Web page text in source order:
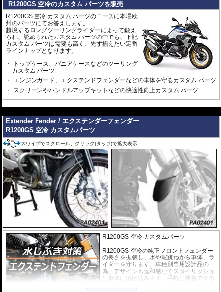
R1200GS 空冷のカスタム パーツを販売
R1200GS 空冷 カスタム パーツのニーズに本場欧
州のパーツにてお答えします。
越境するロングツーリングライダーによって鍛え
られ、認められたカスタム パーツの中でも、下記
カスタム パーツは需要も高く、先ず揃えたい定番
ラインナップとなります。
トップケース、パニアケースなどのツーリング
カスタム パーツ
エンジンガード、エクステンドフェンダーなどの車体を守るカスタム パーツ
スクリーンやハンドルアップキットなどの快適性向上カスタム パーツ
Extender Fender / エクステンダーフェンダー
R1200GS 空冷 カスタムパーツ
スワイプでスクロール、クリック(タップ)で拡大表示
R1200GS 空冷 カスタムパーツ
R1200GS 空冷の純正フロントフェンダー
の長さを拡張し、水や泥跳ねから車体、ラ
イダーを守ります。車種別専用設計品の
為、デザインも違和感なくスタイリッシュ
に車体に溶け込みます。手軽に装着できる